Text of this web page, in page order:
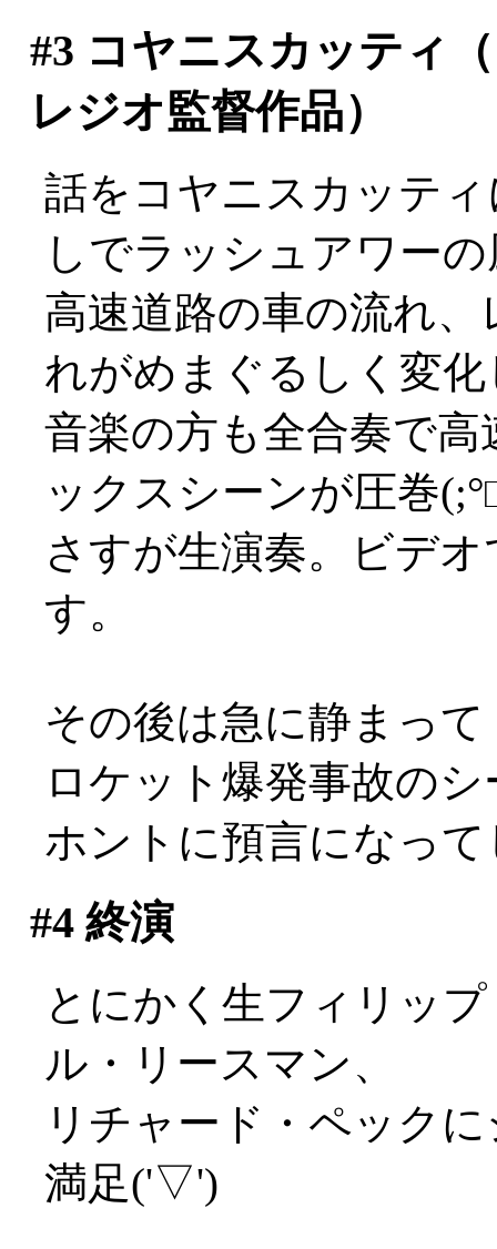
#3 コヤニスカッティ
レジオ監督作品）
話をコヤニスカッテ
しでラッシュアワー
高速道路の車の流れ
れがめまぐるしく変化
音楽の方も全合奏で
ックスシーンが圧巻
さすが生演奏。ビデ
す。
その後は急に静まっ
ロケット爆発事故の
ホントに預言になっ
#4終演
とにかく生フィリッ
ル・リースマン、
リチャード・ペック
満足('▽')